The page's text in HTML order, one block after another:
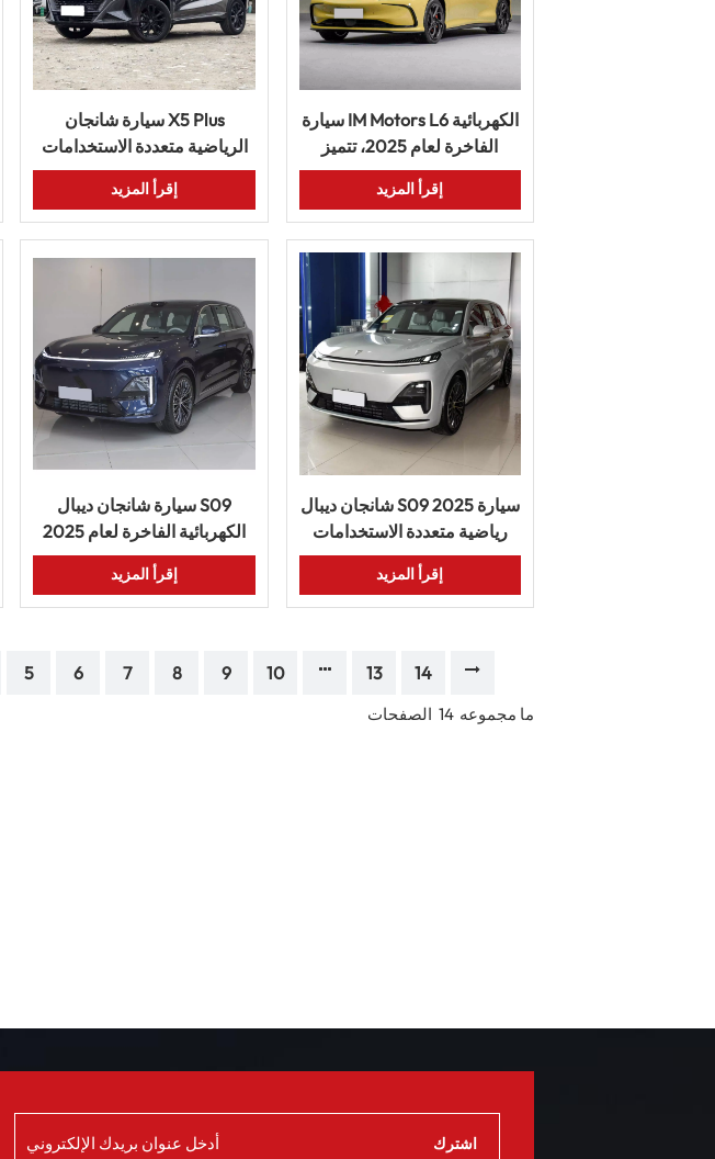
سيارة شانجان X5 Plus
الرياضية متعددة الاستخدامات
موديل 2025 الصينية بتكنولوجيا
ذكية وداخلية مريحة
إقرأ المزيد
سيارة IM Motors L6 الكهربائية
الفاخرة لعام 2025، تتميز
بتصميم داخلي رحب وميزات
ذكية
إقرأ المزيد
سيارة شانجان ديبال S09
الكهربائية الفاخرة لعام 2025
بتصميم داخلي رحب وميزات
متقدمة
إقرأ المزيد
شانجان ديبال S09 2025 سيارة
رياضية متعددة الاستخدامات
كهربائية فاخرة بمدى طويل
وتقنية ذكية
إقرأ المزيد
5 6 7 8 9 10 13 14
ما مجموعه 14 الصفحات